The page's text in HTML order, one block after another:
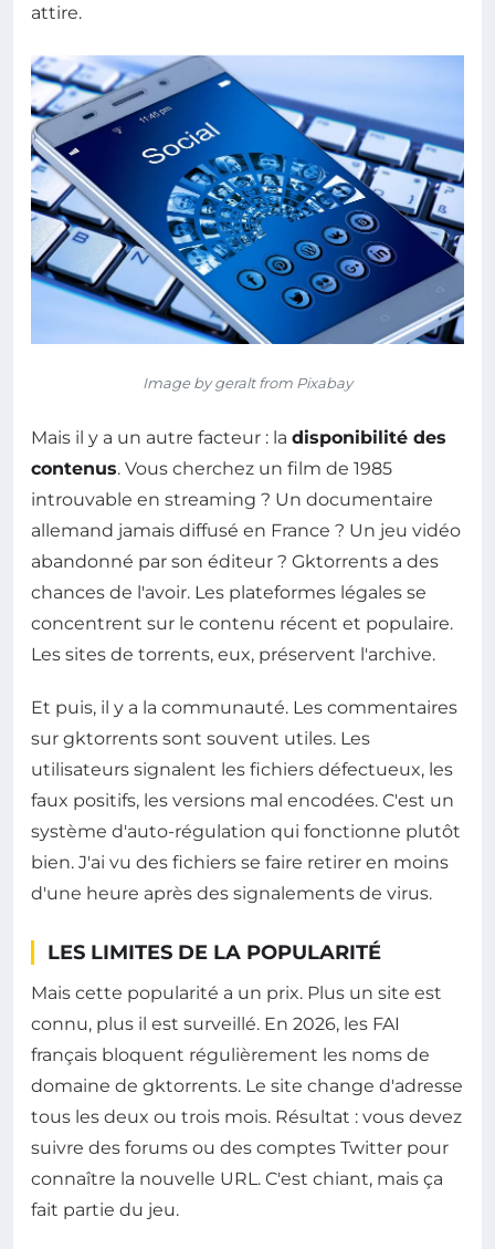
attire.
Image by geralt from Pixabay
Mais il y a un autre facteur : la disponibilité des
contenus. Vous cherchez un film de 1985
introuvable en streaming ? Un documentaire
allemand jamais diffusé en France ? Un jeu vidéo
abandonné par son éditeur ? Gktorrents a des
chances de l'avoir. Les plateformes légales se
concentrent sur le contenu récent et populaire.
Les sites de torrents, eux, préservent l'archive.
Et puis, il y a la communauté. Les commentaires
sur gktorrents sont souvent utiles. Les
utilisateurs signalent les fichiers défectueux, les
faux positifs, les versions mal encodées. C'est un
système d'auto-régulation qui fonctionne plutôt
bien. J'ai vu des fichiers se faire retirer en moins
d'une heure après des signalements de virus.
LES LIMITES DE LA POPULARITÉ
Mais cette popularité a un prix. Plus un site est
connu, plus il est surveillé. En 2026, les FAI
français bloquent régulièrement les noms de
domaine de gktorrents. Le site change d'adresse
tous les deux ou trois mois. Résultat : vous devez
suivre des forums ou des comptes Twitter pour
connaître la nouvelle URL. C'est chiant, mais ça
fait partie du jeu.